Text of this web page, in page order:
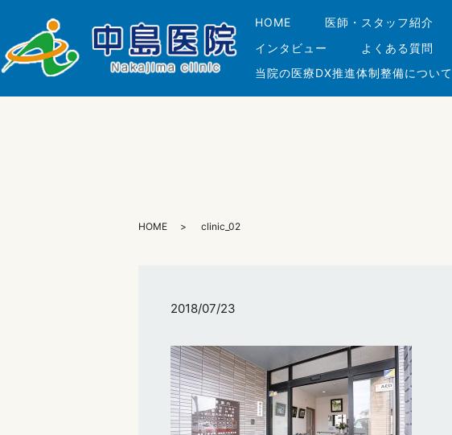
HOME 医師・スタッフ紹介
インタビュー
よくある質問
当院の医療DX推進体制整備について
HOME clinic_02
2018/07/23